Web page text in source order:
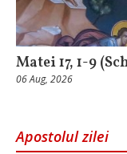
Matei 17, 1-9
06 Aug, 2026
Apostolul zilei